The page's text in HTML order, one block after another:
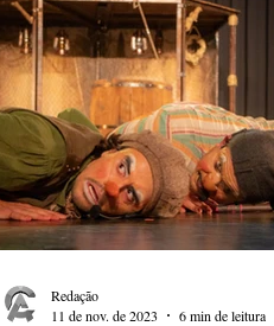
Redação
11 de nov. de 2023
6 min de leitura